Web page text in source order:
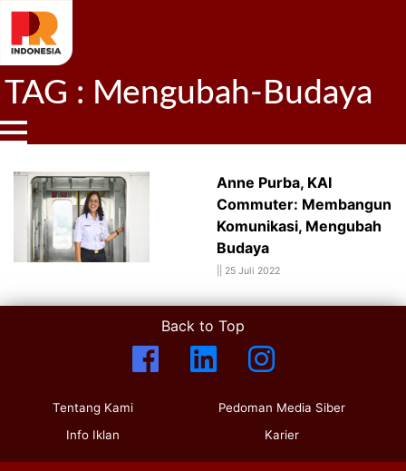
TAG : Mengubah-Budaya
Anne Purba, KAI
Commuter: Membangun
Komunikasi, Mengubah
Budaya
25 Juli 2022
Back to Top
Tentang Kami
Info Iklan
Pedoman Media Siber
Karier